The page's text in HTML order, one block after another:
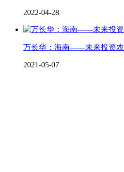
2022-04-28
万长华：海南——未来投资农
2021-05-07